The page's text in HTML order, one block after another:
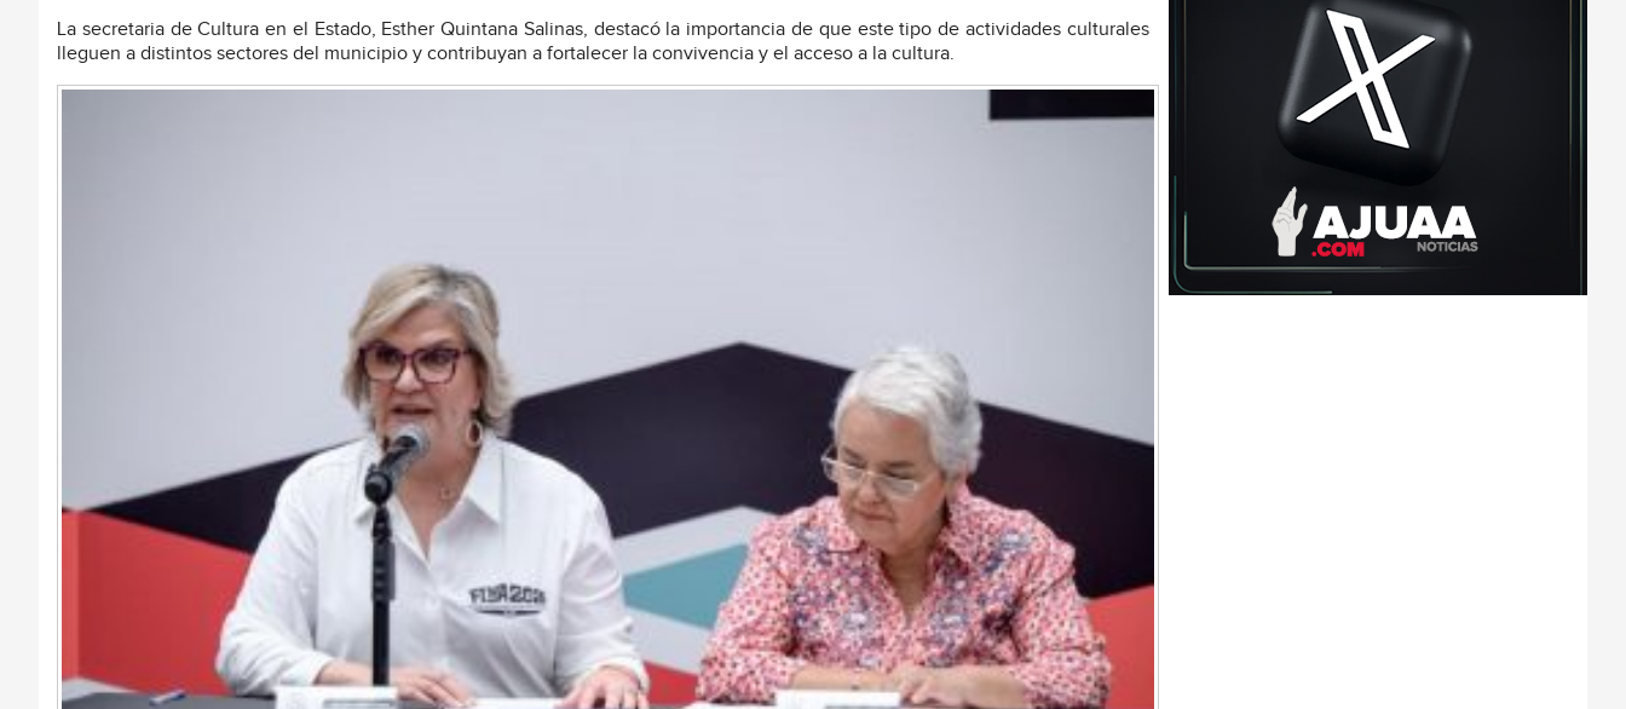
La secretaria de Cultura en el Estado, Esther Quintana Salinas, destacó la importancia de que este tipo de actividades culturales
lleguen a distintos sectores del municipio y contribuyan a fortalecer la convivencia y el acceso a la cultura.